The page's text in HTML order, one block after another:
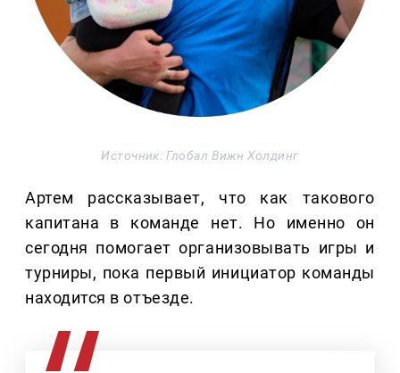
Источник: Глобал Вижн Холдинг
Артем рассказывает, что как такового
капитана в команде нет. Но именно он
сегодня помогает организовывать игры и
турниры, пока первый инициатор команды
находится в отъезде.